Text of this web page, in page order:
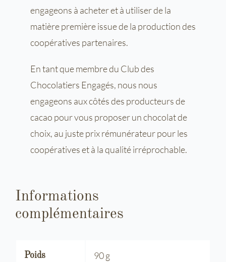
engageons à acheter et à utiliser de la
matière première issue de la production des
coopératives partenaires.
En tant que membre du Club des
Chocolatiers Engagés, nous nous
engageons aux côtés des producteurs de
cacao pour vous proposer un chocolat de
choix, au juste prix rémunérateur pour les
coopératives et à la qualité irréprochable.
Informations
complémentaires
Poids 90 g